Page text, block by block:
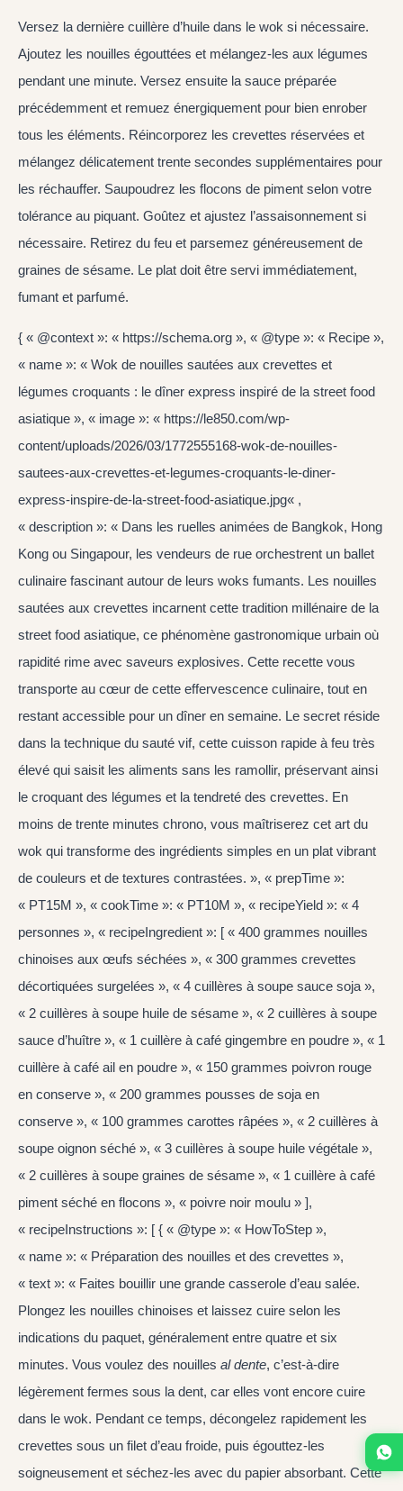
Versez la dernière cuillère d’huile dans le wok si nécessaire.
Ajoutez les nouilles égouttées et mélangez-les aux légumes
pendant une minute. Versez ensuite la sauce préparée
précédemment et remuez énergiquement pour bien enrober
tous les éléments. Réincorporez les crevettes réservées et
mélangez délicatement trente secondes supplémentaires pour
les réchauffer. Saupoudrez les flocons de piment selon votre
tolérance au piquant. Goûtez et ajustez l’assaisonnement si
nécessaire. Retirez du feu et parsemez généreusement de
graines de sésame. Le plat doit être servi immédiatement,
fumant et parfumé.
{ « @context »: « https://schema.org », « @type »: « Recipe »,
« name »: « Wok de nouilles sautées aux crevettes et
légumes croquants : le dîner express inspiré de la street food
asiatique », « image »: « https://le850.com/wp-
content/uploads/2026/03/1772555168-wok-de-nouilles-
sautees-aux-crevettes-et-legumes-croquants-le-diner-
express-inspire-de-la-street-food-asiatique.jpg« ,
« description »: « Dans les ruelles animées de Bangkok, Hong
Kong ou Singapour, les vendeurs de rue orchestrent un ballet
culinaire fascinant autour de leurs woks fumants. Les nouilles
sautées aux crevettes incarnent cette tradition millénaire de la
street food asiatique, ce phénomène gastronomique urbain où
rapidité rime avec saveurs explosives. Cette recette vous
transporte au cœur de cette effervescence culinaire, tout en
restant accessible pour un dîner en semaine. Le secret réside
dans la technique du sauté vif, cette cuisson rapide à feu très
élevé qui saisit les aliments sans les ramollir, préservant ainsi
le croquant des légumes et la tendreté des crevettes. En
moins de trente minutes chrono, vous maîtriserez cet art du
wok qui transforme des ingrédients simples en un plat vibrant
de couleurs et de textures contrastées. », « prepTime »:
« PT15M », « cookTime »: « PT10M », « recipeYield »: « 4
personnes », « recipeIngredient »: [ « 400 grammes nouilles
chinoises aux œufs séchées », « 300 grammes crevettes
décortiquées surgelées », « 4 cuillères à soupe sauce soja »,
« 2 cuillères à soupe huile de sésame », « 2 cuillères à soupe
sauce d’huître », « 1 cuillère à café gingembre en poudre », « 1
cuillère à café ail en poudre », « 150 grammes poivron rouge
en conserve », « 200 grammes pousses de soja en
conserve », « 100 grammes carottes râpées », « 2 cuillères à
soupe oignon séché », « 3 cuillères à soupe huile végétale »,
« 2 cuillères à soupe graines de sésame », « 1 cuillère à café
piment séché en flocons », « poivre noir moulu » ],
« recipeInstructions »: [ { « @type »: « HowToStep »,
« name »: « Préparation des nouilles et des crevettes »,
« text »: « Faites bouillir une grande casserole d’eau salée.
Plongez les nouilles chinoises et laissez cuire selon les
indications du paquet, généralement entre quatre et six
minutes. Vous voulez des nouilles al dente, c’est-à-dire
légèrement fermes sous la dent, car elles vont encore cuire
dans le wok. Pendant ce temps, décongelez rapidement les
crevettes sous un filet d’eau froide, puis égouttez-les
soigneusement et séchez-les avec du papier absorbant. Cette